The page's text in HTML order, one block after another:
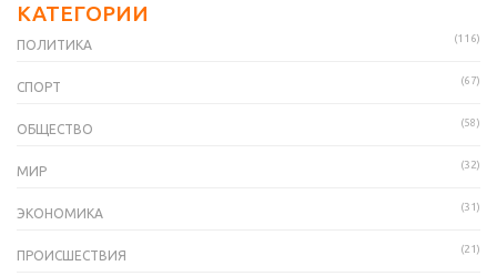
КАТЕГОРИИ
ПОЛИТИКА (116)
СПОРТ (67)
ОБЩЕСТВО (58)
МИР (32)
ЭКОНОМИКА (31)
ПРОИСШЕСТВИЯ (21)